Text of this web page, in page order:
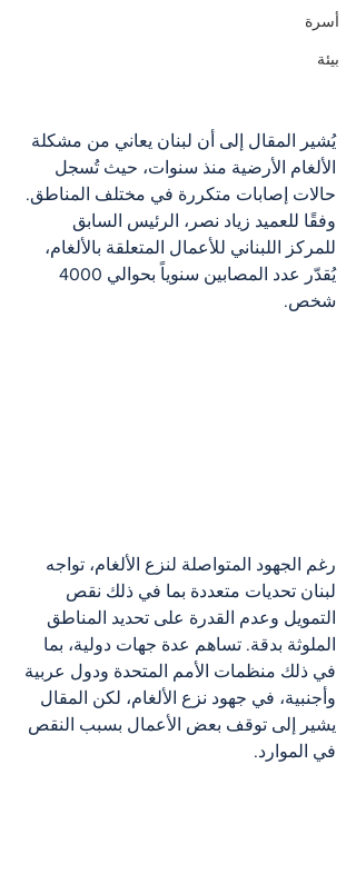
أسرة
بيئة
يُشير المقال إلى أن لبنان يعاني من مشكلة
الألغام الأرضية منذ سنوات، حيث تُسجل
حالات إصابات متكررة في مختلف المناطق.
وفقًا للعميد زياد نصر، الرئيس السابق
للمركز اللبناني للأعمال المتعلقة بالألغام،
شخص.
رغم الجهود المتواصلة لنزع الألغام، تواجه
لبنان تحديات متعددة بما في ذلك نقص
التمويل وعدم القدرة على تحديد المناطق
الملوثة بدقة. تساهم عدة جهات دولية، بما
في ذلك منظمات الأمم المتحدة ودول عربية
وأجنبية، في جهود نزع الألغام، لكن المقال
يشير إلى توقف بعض الأعمال بسبب النقص
في الموارد.